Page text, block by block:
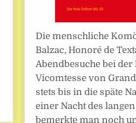
Die menschliche
Balzac, Honoré de
Abendbesuche bei der
Vicomtesse von
stets bis in die späte
einer Nacht des
bemerkte man noch